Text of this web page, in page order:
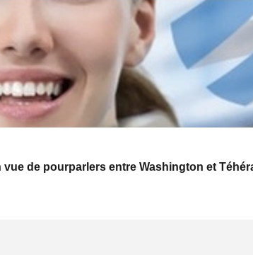
de pourparlers entre Washington et